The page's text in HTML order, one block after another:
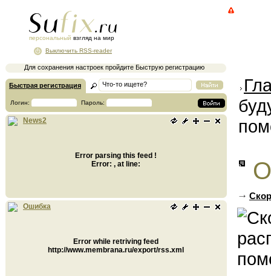
персональный взгляд на мир
Для сохранения настроек пройдите Быструю регистрацию
Выключить RSS-reader
Быстрая регистрация
Логин: Пароль:
News2
Error parsing this feed !
Error: , at line:
Ошибка
Error while retriving feed
http://www.membrana.ru/export/rss.xml